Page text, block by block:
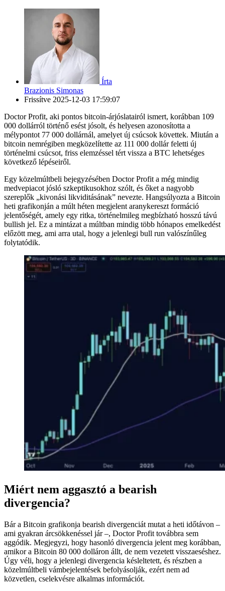
Írta
Brazionis Simonas
Frissítve 2025-12-03 17:59:07
Doctor Profit, aki pontos bitcoin-árjóslatairól ismert, korábban 109
000 dollárról történő esést jósolt, és helyesen azonosította a
mélypontot 77 000 dollárnál, amelyet új csúcsok követtek. Miután a
bitcoin nemrégiben megközelítette az 111 000 dollár feletti új
történelmi csúcsot, friss elemzéssel tért vissza a BTC lehetséges
következő lépéseiről.
Egy közelmúltbeli bejegyzésében Doctor Profit a még mindig
medvepiacot jósló szkeptikusokhoz szólt, és őket a nagyobb
szereplők „kivonási likviditásának” nevezte. Hangsúlyozta a Bitcoin
heti grafikonján a múlt héten megjelent aranykereszt formáció
jelentőségét, amely egy ritka, történelmileg megbízható hosszú távú
bullish jel. Ez a mintázat a múltban mindig több hónapos emelkedést
előzött meg, ami arra utal, hogy a jelenlegi bull run valószínűleg
folytatódik.
Miért nem aggasztó a bearish
divergencia?
Bár a Bitcoin grafikonja bearish divergenciát mutat a heti időtávon –
ami gyakran árcsökkenéssel jár –, Doctor Profit továbbra sem
aggódik. Megjegyzi, hogy hasonló divergencia jelent meg korábban,
amikor a Bitcoin 80 000 dolláron állt, de nem vezetett visszaeséshez.
Úgy véli, hogy a jelenlegi divergencia késleltetett, és részben a
közelmúltbeli vámbejelentések befolyásolják, ezért nem ad
közvetlen, cselekvésre alkalmas információt.